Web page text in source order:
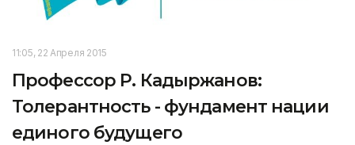
11:05, 22 Апреля 2015
Профессор Р. Кадыржанов:
Толерантность - фундамент нации
единого будущего